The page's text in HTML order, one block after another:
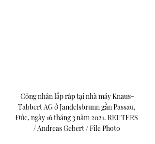
Công nhân lắp ráp tại nhà máy Knaus-
Tabbert AG ở Jandelsbrunn gần Passau,
Đức, ngày 16 tháng 3 năm 2021. REUTERS
/ Andreas Gebert / File Photo